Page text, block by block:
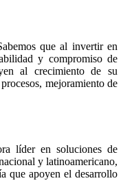
que al invertir en
y compromiso de
al crecimiento de su
mejoramiento de
líder en soluciones de
y latinoamericano,
que apoyen el desarrollo